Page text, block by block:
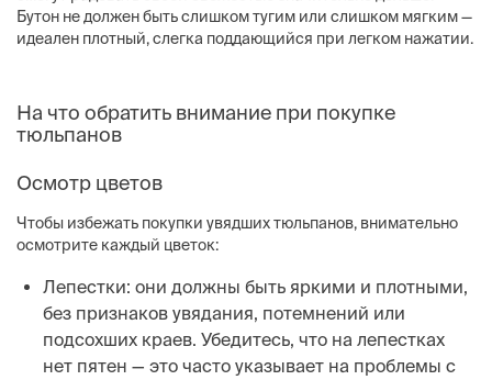
Бутон не должен быть слишком тугим или слишком мягким —
идеален плотный, слегка поддающийся при легком нажатии.
На что обратить внимание при покупке
тюльпанов
Осмотр цветов
Чтобы избежать покупки увядших тюльпанов, внимательно
осмотрите каждый цветок:
Лепестки: они должны быть яркими и плотными,
без признаков увядания, потемнений или
подсохших краев. Убедитесь, что на лепестках
нет пятен — это часто указывает на проблемы с